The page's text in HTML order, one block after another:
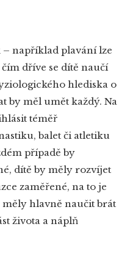
například plavání lze
dříve se dítě naučí
hlediska o
by měl umět každý. Na
téměř
balet či atletiku
případě by
dítě by měly rozvíjet
zaměřené, na to je
měly hlavně naučit brát
života a náplň